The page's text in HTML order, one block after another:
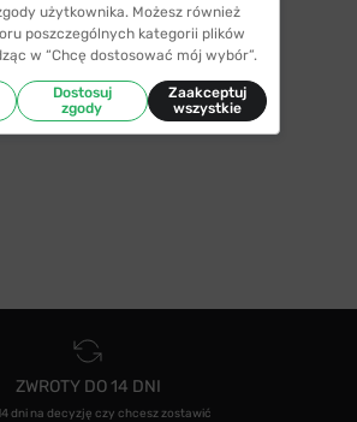
ZWROTY DO 14 DNI
dni na decyzję czy chcesz zostawić
użytkownika. Możesz również
poszczególnych kategorii plików
w “Chcę dostosować mój wybór”.
Dostosuj
zgody
Zaakceptuj
wszystkie